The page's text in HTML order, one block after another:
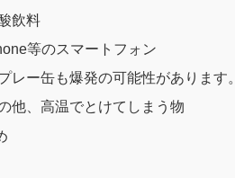
飲料
等のスマートフォン
レー缶も爆発の可能性があります。
他、高温でとけてしまう物